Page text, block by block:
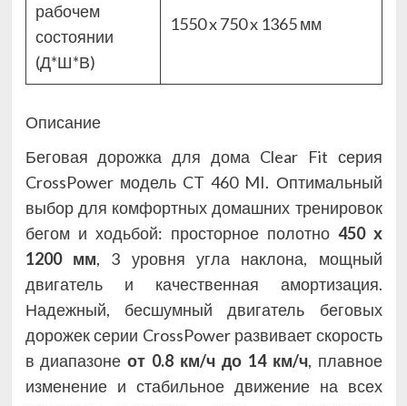
рабочем
состоянии
(Д*Ш*В)
1550 x 750 x 1365 мм
Описание
Беговая дорожка для дома Clear Fit серия
CrossPower модель CT 460 MI. Оптимальный
выбор для комфортных домашних тренировок
бегом и ходьбой: просторное полотно 450 х
1200 мм, 3 уровня угла наклона, мощный
двигатель и качественная амортизация.
Надежный, бесшумный двигатель беговых
дорожек серии CrossPower развивает скорость
в диапазонеот 0.8 км/ч до 14 км/ч, плавное
изменение и стабильное движение на всех